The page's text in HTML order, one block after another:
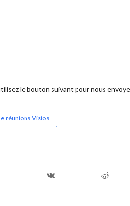
le bouton suivant pour nous
réunions Visios